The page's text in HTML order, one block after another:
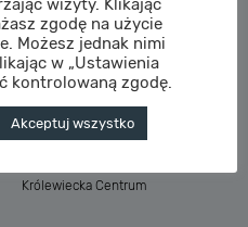
Osada Nadolicka III
Dębowe Aleje III
Atria Nowe Żerniki
Szklarska Village
Osada Nadolicka I i II
Królewiecka Centrum
wizyty. Klikając
zgodę na użycie
Możesz jednak nimi
w „Ustawienia
kontrolowaną zgodę.
Akceptuj wszystko